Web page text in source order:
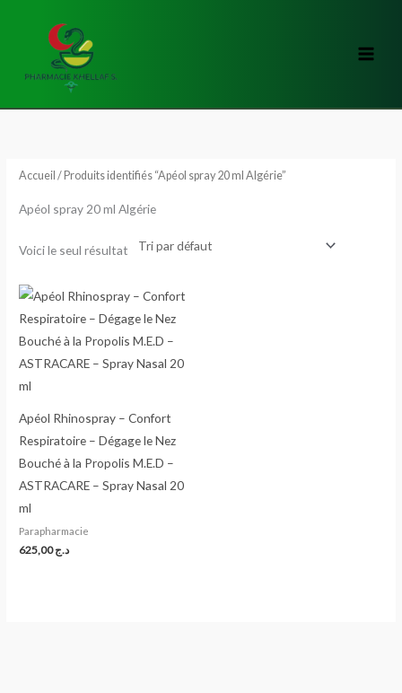
Accueil / Produits identifiés “Apéol spray 20 ml Algérie”
Apéol spray 20 ml Algérie
Voici le seul résultat
Apéol Rhinospray – Confort
Respiratoire – Dégage le Nez
Bouché à la Propolis M.E.D –
ASTRACARE – Spray Nasal 20
ml
Parapharmacie
د.ج625,00